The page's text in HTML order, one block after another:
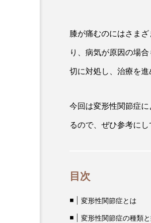
膝が痛むのにはさま
り、病気が原因の場
切に対処し、治療を進
今回は変形性関節症
るので、ぜひ参考にし
目次
変形性関節症とは
変形性関節症の種類